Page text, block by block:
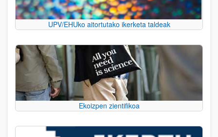
UPV/EHUko aitortutako ikerketa taldeak
Ekoizpen zientifikoa